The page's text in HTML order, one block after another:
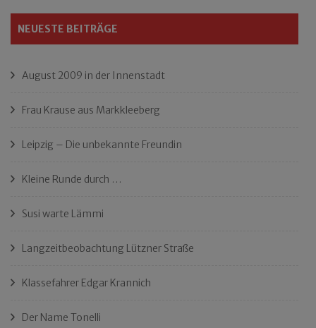
NEUESTE BEITRÄGE
August 2009 in der Innenstadt
Frau Krause aus Markkleeberg
Leipzig – Die unbekannte Freundin
Kleine Runde durch …
Susi warte Lämmi
Langzeitbeobachtung Lützner Straße
Klassefahrer Edgar Krannich
Der Name Tonelli